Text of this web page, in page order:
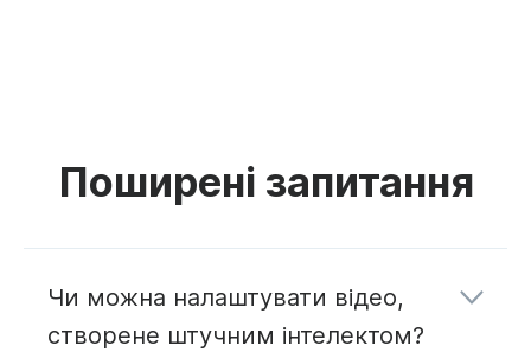
Поширені запитання
Чи можна налаштувати відео,
створене штучним інтелектом?